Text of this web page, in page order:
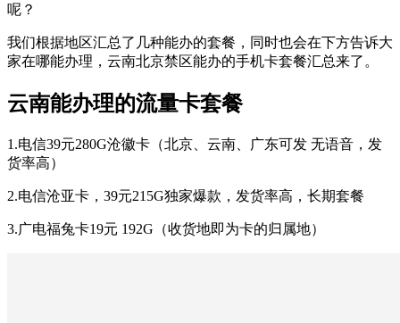
呢？
我们根据地区汇总了几种能办的套餐，同时也会在下方告诉大
家在哪能办理，云南北京禁区能办的手机卡套餐汇总来了。
云南能办理的流量卡套餐
1.电信39元280G沧徽卡（北京、云南、广东可发 无语音，发
货率高）
2.电信沧亚卡，39元215G独家爆款，发货率高，长期套餐
3.广电福兔卡19元 192G（收货地即为卡的归属地）